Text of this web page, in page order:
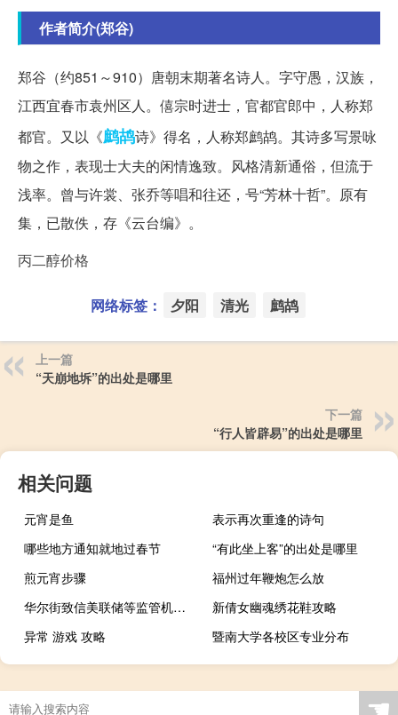
作者简介(郑谷)
郑谷（约851～910）唐朝末期著名诗人。字守愚，汉族，
江西宜春市袁州区人。僖宗时进士，官都官郎中，人称郑
都官。又以《鹧鸪诗》得名，人称郑鹧鸪。其诗多写景咏
物之作，表现士大夫的闲情逸致。风格清新通俗，但流于
浅率。曾与许裳、张乔等唱和往还，号“芳林十哲”。原有
集，已散佚，存《云台编》。
丙二醇价格
网络标签： 夕阳 清光 鹧鸪
上一篇
“天崩地坼”的出处是哪里
下一篇
“行人皆辟易”的出处是哪里
相关问题
元宵是鱼
表示再次重逢的诗句
哪些地方通知就地过春节
“有此坐上客”的出处是哪里
煎元宵步骤
福州过年鞭炮怎么放
华尔街致信美联储等监管机构要求就美国银行业资本金规定拟定新提案
新倩女幽魂绣花鞋攻略
异常 游戏 攻略
暨南大学各校区专业分布